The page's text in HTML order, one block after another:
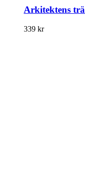
Arkitektens
339 kr